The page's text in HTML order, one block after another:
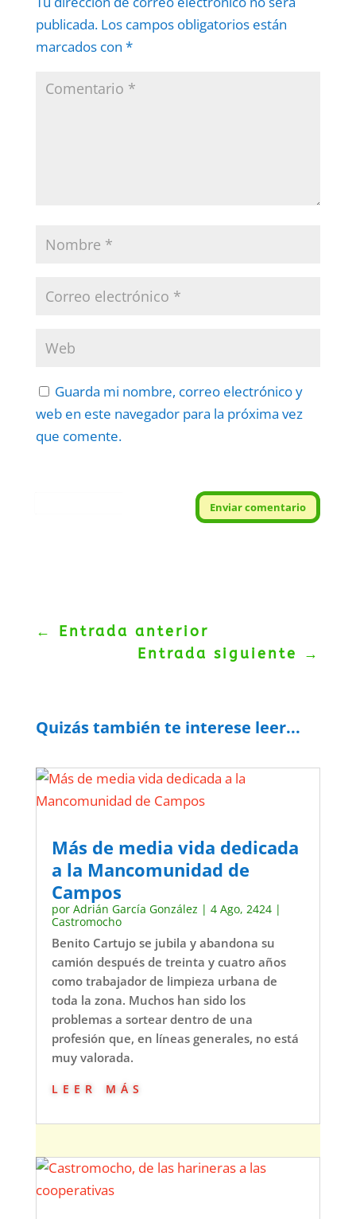
publicada. Los campos obligatorios están
marcados con *
Guarda mi nombre, correo electrónico y
web en este navegador para la próxima vez
que comente.
Enviar comentario
← Entrada anterior
Entrada siguiente
→
Quizás también te interese leer...
Más de media vida dedicada
a la Mancomunidad de
Campos
por Adrián García González | 4 Ago, 2424|
Castromocho
Benito Cartujo se jubila y abandona su
camión después de treinta y cuatro años
como trabajador de limpieza urbana de
toda la zona. Muchos han sido los
problemas a sortear dentro de una
profesión que, en líneas generales, no está
muy valorada.
leer más